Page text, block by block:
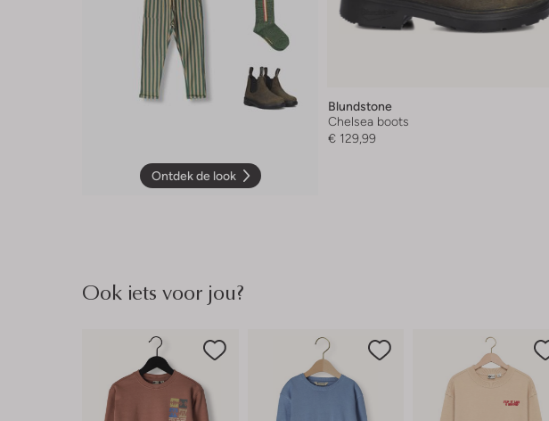
Ontdek de look
Blundstone
Chelsea boots
€ 129,99
Ook iets voor jou?